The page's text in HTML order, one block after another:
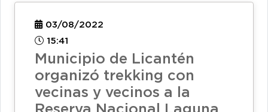
03/08/2022
15:41
Municipio de Licantén
organizó trekking con
vecinas y vecinos a la